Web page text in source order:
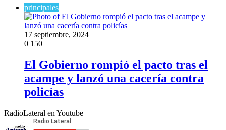
principales
17 septiembre, 2024
0 150
El Gobierno rompió el pacto tras el
acampe y lanzó una cacería contra
policías
RadioLateral en Youtube